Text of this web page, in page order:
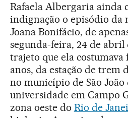
Rafaela Albergaria ainda
indignação o episódio da
Joana Bonifácio, de
segunda-feira, 24 de abril
trajeto que ela costumava
anos, da estação de trem
no município de São
universidade em Campo
zona oeste do Rio de